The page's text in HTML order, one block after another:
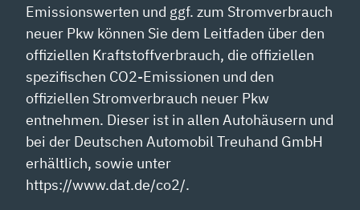
Emissionswerten und ggf. zum Stromverbrauch
neuer Pkw können Sie dem Leitfaden über den
offiziellen Kraftstoffverbrauch, die offiziellen
spezifischen CO2-Emissionen und den
offiziellen Stromverbrauch neuer Pkw
entnehmen. Dieser ist in allen Autohäusern und
bei der Deutschen Automobil Treuhand GmbH
erhältlich, sowie unter
https://www.dat.de/co2/.